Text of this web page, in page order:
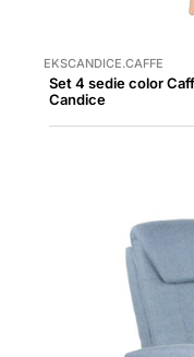
EKSCANDICE.CAFFE
Set 4 sedie color
Candice